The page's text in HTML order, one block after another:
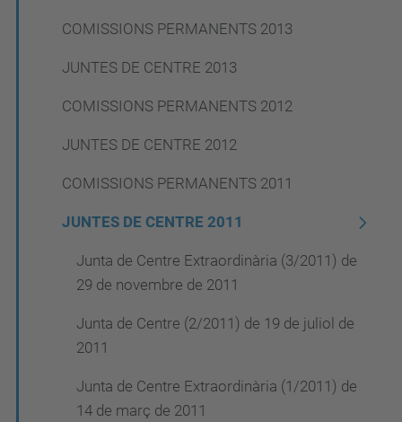
COMISSIONS PERMANENTS 2013
JUNTES DE CENTRE 2013
COMISSIONS PERMANENTS 2012
JUNTES DE CENTRE 2012
COMISSIONS PERMANENTS 2011
JUNTES DE CENTRE 2011
Junta de Centre Extraordinària (3/2011) de
29 de novembre de 2011
Junta de Centre (2/2011) de 19 de juliol de
2011
Junta de Centre Extraordinària (1/2011) de
14 de març de 2011